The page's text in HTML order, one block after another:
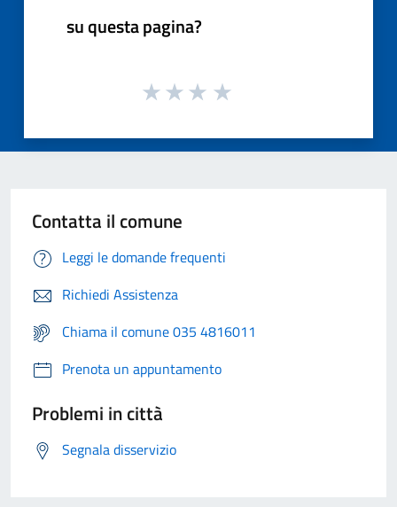
su questa pagina?
Contatta il comune
Leggi le domande frequenti
Richiedi Assistenza
Chiama il comune 035 4816011
Prenota un appuntamento
Problemi in città
Segnala disservizio